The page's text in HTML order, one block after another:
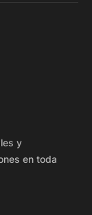
y
en toda